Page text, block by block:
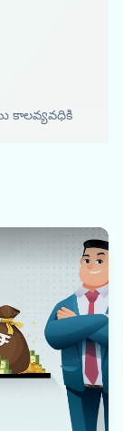
కాలవ్యవధికి